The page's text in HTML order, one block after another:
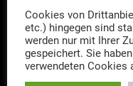
Ein
Cookies von
etc.) hingegen sind
werden nur mit Ihrer
gespeichert. Sie
verwendeten Cookies